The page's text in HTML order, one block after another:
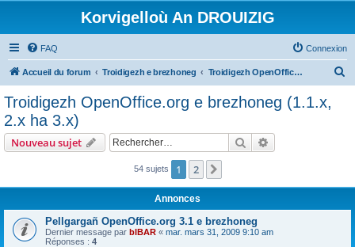
Korvigelloù An DROUIZIG
FAQ Connexion
Accueil du forum Troidigezh e brezhoneg Troidigezh OpenOffice.org e brezhoneg (1.1.x, 2.x ha 3.x)
c
Troidigezh OpenOffice.org e brezhoneg (1.1.x,
2.x ha 3.x)
Nouveau sujet Rechercher
54 sujets 1 2
Annonces
Pellgargañ OpenOffice.org 3.1 e brezhoneg
Dernier message par bIBAR « mar. mars 31, 2009 9:10 am
Réponses : 4